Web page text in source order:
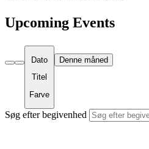
Upcoming Events
Dato
Titel
Farve
Denne måned
Søg efter begivenhed